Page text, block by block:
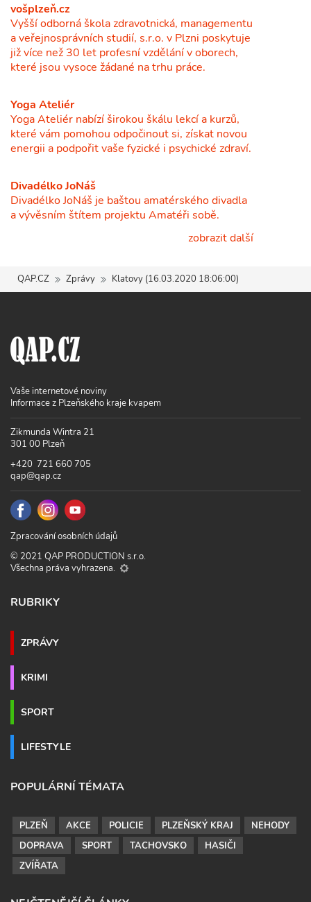
vošplzeň.cz
Vyšší odborná škola zdravotnická, managementu
a veřejnosprávních studií, s.r.o. v Plzni poskytuje
již více než 30 let profesní vzdělání v oborech,
které jsou vysoce žádané na trhu práce.
Yoga Ateliér
Yoga Ateliér nabízí širokou škálu lekcí a kurzů,
které vám pomohou odpočinout si, získat novou
energii a podpořit vaše fyzické i psychické zdraví.
Divadélko JoNáš
Divadélko JoNáš je baštou amatérského divadla
a vývěsním štítem projektu Amatéři sobě.
zobrazit další
QAP.CZ Zprávy Klatovy (16.03.2020 18:06:00)
Vaše internetové noviny
Informace z Plzeňského kraje kvapem
Zikmunda Wintra 21
301 00 Plzeň
+420 721 660 705
qap@qap.cz
Zpracování osobních údajů
© 2021 QAP PRODUCTION s.r.o.
Všechna práva vyhrazena.
RUBRIKY
ZPRÁVY
KRIMI
SPORT
LIFESTYLE
POPULÁRNÍ TÉMATA
PLZEŇ AKCE POLICIE PLZEŇSKÝ KRAJ
NEHODY
DOPRAVA
SPORT TACHOVSKO
HASIČI
ZVÍŘATA